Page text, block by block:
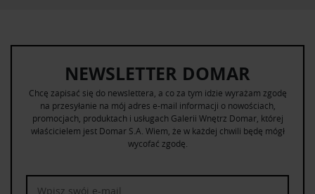
NEWSLETTER DOMAR
Chcę zapisać się do newslettera, a co za tym idzie wyrażam zgodę
na przesyłanie na mój adres e-mail informacji o nowościach,
promocjach, produktach i usługach Galerii Wnętrz Domar, której
właścicielem jest Domar S.A. Wiem, że w każdej chwili będę mógł
wycofać zgodę.